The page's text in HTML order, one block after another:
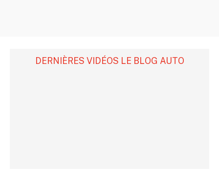
DERNIÈRES VIDÉOS LE BLOG AUTO